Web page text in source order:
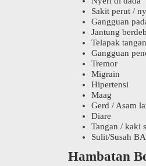
Sakit perut /
Gangguan
Jantung
Telapak
Gangguan
Tremor
Migrain
Hipertensi
Maag
Gerd / Asam
Diare
Tangan / kaki
Sulit/Susah
Hambatan